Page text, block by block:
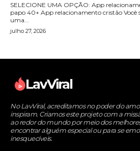
SELECIONE UMA OPÇÃO: App relacionamento sério App de bate-
papo 40+ App relacionamento cristão Você será redirecionado para
uma...
julho 27, 2026
LavViral
No LavViral, acreditamos no poder do
inspiram. Criamos este projeto com a
ao redor do mundo por meio dos
encontrar alguém especial ou para se
inesquecíveis.